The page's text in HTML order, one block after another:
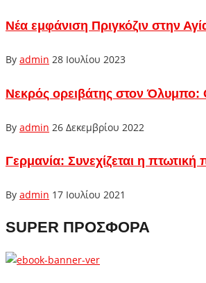
Νέα εμφάνιση Πριγκόζιν στην
By admin 28 Ιουλίου 2023
Νεκρός ορειβάτης στον Όλυμπο:
By admin 26 Δεκεμβρίου 2022
Γερμανία: Συνεχίζεται η
By admin 17 Ιουλίου 2021
SUPER ΠΡΟΣΦΟΡΑ